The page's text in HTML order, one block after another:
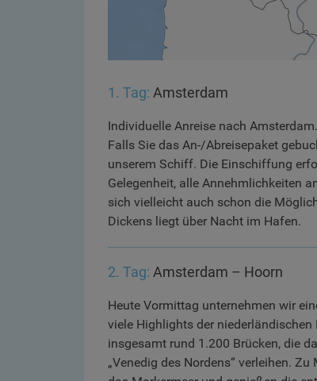
1. Tag: Amsterdam
Individuelle Anreise nach Amsterdam.
Falls Sie das An-/Abreisepaket
unserem Schiff. Die Einschiffung
Gelegenheit, alle Annehmlichkeiten
sich vielleicht auch schon die
Dickens liegt über Nacht im Hafen.
2. Tag: Amsterdam – Hoorn
Heute Vormittag unternehmen wir
viele Highlights der
insgesamt rund 1.200 Brücken, die
„Venedig des Nordens“ verleihen.